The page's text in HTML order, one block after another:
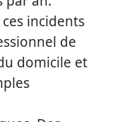
incidents
de
domicile et